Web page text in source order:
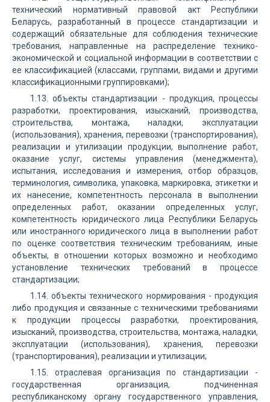
технический нормативный правовой акт Республики
Беларусь, разработанный в процессе стандартизации и
содержащий обязательные для соблюдения технические
требования, направленные на распределение технико-
экономической и социальной информации в соответствии с
ее классификацией (классами, группами, видами и другими
классификационными группировками);
1.13. объекты стандартизации - продукция, процессы
разработки, проектирования, изысканий, производства,
строительства, монтажа, наладки, эксплуатации
(использования), хранения, перевозки (транспортирования),
реализации и утилизации продукции, выполнение работ,
оказание услуг, системы управления (менеджмента),
испытания, исследования и измерения, отбор образцов,
терминология, символика, упаковка, маркировка, этикетки и
их нанесение, компетентность персонала в выполнении
определенных работ, оказании определенных услуг,
компетентность юридического лица Республики Беларусь
или иностранного юридического лица в выполнении работ
по оценке соответствия техническим требованиям, иные
объекты, в отношении которых возможно и необходимо
установление технических требований в процессе
стандартизации;
1.14. объекты технического нормирования - продукция
либо продукция и связанные с техническими требованиями
к продукции процессы разработки, проектирования,
изысканий, производства, строительства, монтажа, наладки,
эксплуатации (использования), хранения, перевозки
(транспортирования), реализации и утилизации;
1.15. отраслевая организация по стандартизации -
государственная организация, подчиненная
республиканскому органу государственного управления,